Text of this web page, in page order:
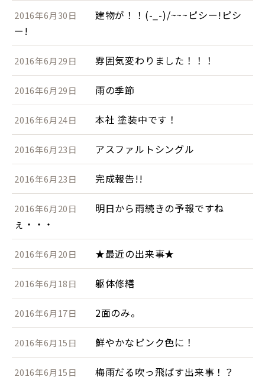
2016年6月30日
建物が！！(-_-)/~~~ピシー!ピシ
ー!
2016年6月29日 雰囲気変わりました！！！
2016年6月29日 雨の季節
2016年6月24日 本社 塗装中です！
2016年6月23日 アスファルトシングル
2016年6月23日 完成報告!!
2016年6月20日
明日から雨続きの予報ですね
ぇ・・・
2016年6月20日 ★最近の出来事★
2016年6月18日 躯体修繕
2016年6月17日 2面のみ。
2016年6月15日 鮮やかなピンク色に！
2016年6月15日 梅雨だる吹っ飛ばす出来事！？